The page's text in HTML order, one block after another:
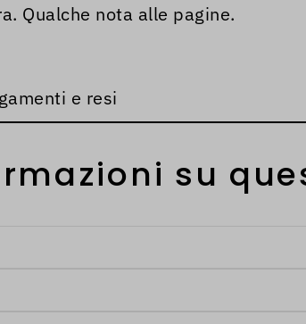
Qualche nota alle pagine.
e resi
su